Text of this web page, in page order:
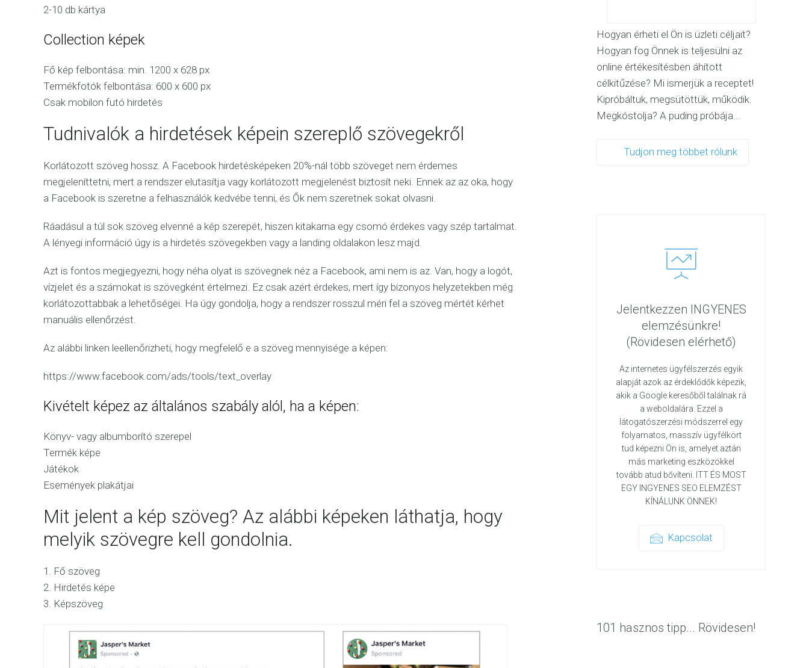
2-10 db kártya
Collection képek
Fő kép felbontása: min. 1200 x 628 px
Termékfotók felbontása: 600 x 600 px
Csak mobilon futó hirdetés
Tudnivalók a hirdetések képein szereplő szövegekről
Korlátozott szöveg hossz. A Facebook hirdetésképeken 20%-nál több szöveget nem érdemes
megjeleníttetni, mert a rendszer elutasítja vagy korlátozott megjelenést biztosít neki. Ennek az az oka, hogy
a Facebook is szeretne a felhasználók kedvébe tenni, és Ők nem szeretnek sokat olvasni.
Ráadásul a túl sok szöveg elvenné a kép szerepét, hiszen kitakarna egy csomó érdekes vagy szép tartalmat.
A lényegi információ úgy is a hirdetés szövegekben vagy a landing oldalakon lesz majd.
Azt is fontos megjegyezni, hogy néha olyat is szövegnek néz a Facebook, ami nem is az. Van, hogy a logót,
vízjelet és a számokat is szövegként értelmezi. Ez csak azért érdekes, mert így bizonyos helyzetekben még
korlátozottabbak a lehetőségei. Ha úgy gondolja, hogy a rendszer rosszul méri fel a szöveg mértét kérhet
manuális ellenőrzést.
Az alábbi linken leellenőrizheti, hogy megfelelő e a szöveg mennyisége a képen:
https://www.facebook.com/ads/tools/text_overlay
Kivételt képez az általános szabály alól, ha a képen:
Könyv- vagy albumborító szerepel
Termék képe
Játékok
Események plakátjai
Mit jelent a kép szöveg? Az alábbi képeken láthatja, hogy
melyik szövegre kell gondolnia.
1. Fő szöveg
2. Hirdetés képe
3. Képszöveg
Hogyan érheti el Ön is üzleti céljait?
Hogyan fog Önnek is teljesülni az
online értékesítésben áhított
célkitűzése? Mi ismerjük a receptet!
Kipróbáltuk, megsütöttük, működik.
Megkóstolja? A puding próbája...
Tudjon meg többet rólunk
Jelentkezzen INGYENES
elemzésünkre!
(Rövidesen elérhető)
Az internetes ügyfélszerzés egyik
alapját azok az érdeklődők képezik,
akik a Google keresőből találnak rá
a weboldalára. Ezzel a
látogatószerzési módszerrel egy
folyamatos, masszív ügyfélkört
tud képezni Ön is, amelyet aztán
más marketing eszközökkel
tovább atud bővíteni. ITT ÉS MOST
EGY INGYENES SEO ELEMZÉST
KÍNÁLUNK ÖNNEK!
Kapcsolat
101 hasznos tipp... Rövidesen!